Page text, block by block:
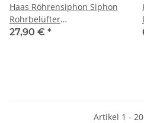
Haas Röhrensiphon Siphon
Rohrbelüfter
Geräteanschluss
27,90 € *
Artikel 1 -